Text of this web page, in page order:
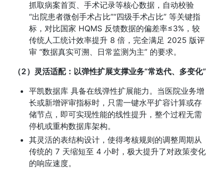
抓取病案首页、手术记录等核心数据，自动校验
“出院患者微创手术占比”“四级手术占比” 等关键指
标，对比国家 HQMS 反馈数据的偏差率≤3%，较
传统人工统计效率提升 8 倍，完全满足 2025 版评
审 “数据真实可溯、日常监测为主” 的要求。
（2）灵活适配：以弹性扩展支撑业务“常迭代、多变化”
平凯数据库 具备在线弹性扩展能力。当医院业务增
长或新增评审指标时，只需一键水平扩容计算或存
储节点，即可实现性能的线性提升，整个过程无需
停机或重构数据库架构。
其灵活的表结构设计，使得考核规则的调整周期从
传统的 7 天缩短至 4 小时，极大提升了对政策变化
的响应速度。